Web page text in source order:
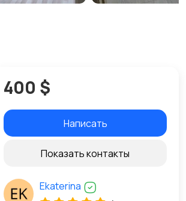
400 $
Написать
Показать контакты
Ekaterina